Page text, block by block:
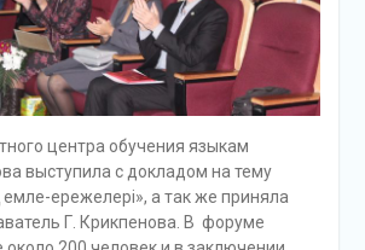
центра обучения языкам
выступила с докладом на тему
емле-ережелері», а так же приняла
Г. Крикпенова. В форуме